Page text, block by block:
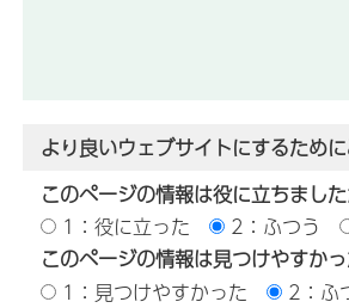
より良いウェブサイトにするため
このページの情報は役に立ちまし
1：役に立った
2：ふつう
このページの情報は見つけやすか
1：見つけやすかった
2：ふ